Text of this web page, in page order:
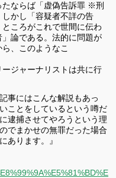
たならば「虚偽告訴罪 ※刑
かし「容疑者不詳の告
ところがこれで世間に伝わ
論である。法的に問題が
、このようなこ
ージャーナリストは共に行
事にはこんな解説もあっ
ことをしているという噂だ
逮捕させてやろうという理
でまかせの無罪だった場合
あります。』